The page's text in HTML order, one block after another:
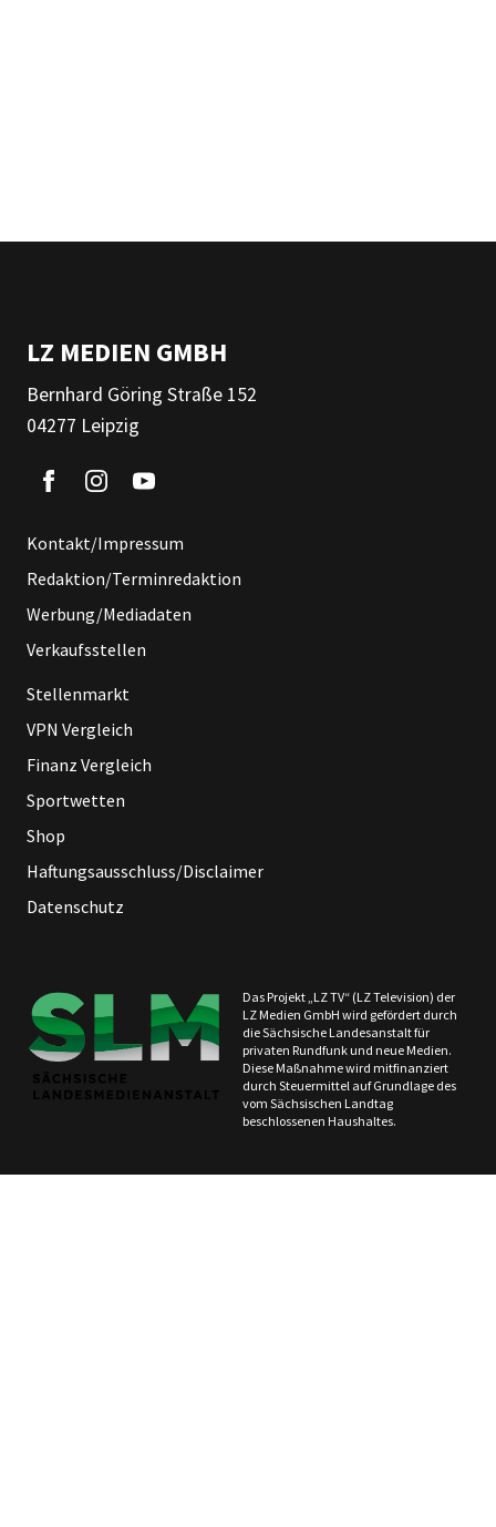
LZ MEDIEN GMBH
Bernhard Göring Straße 152
04277 Leipzig
Kontakt/Impressum
Redaktion/Terminredaktion
Werbung/Mediadaten
Verkaufsstellen
Stellenmarkt
VPN Vergleich
Finanz Vergleich
Sportwetten
Shop
Haftungsausschluss/Disclaimer
Datenschutz
Das Projekt „LZ TV“ (LZ Television) der
LZ Medien GmbH wird gefördert durch
die Sächsische Landesanstalt für
privaten Rundfunk und neue Medien.
Diese Maßnahme wird mitfinanziert
durch Steuermittel auf Grundlage des
vom Sächsischen Landtag
beschlossenen Haushaltes.